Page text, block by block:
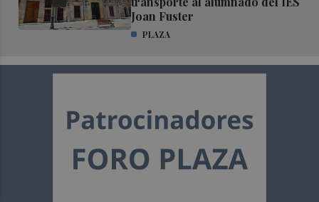
Joan Fuster
PLAZA